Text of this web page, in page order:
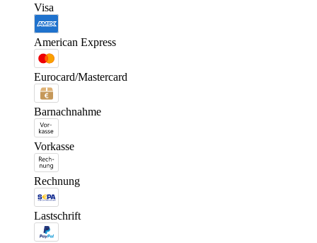
Visa
American Express
Eurocard/Mastercard
Barnachnahme
Vorkasse
Rechnung
Lastschrift